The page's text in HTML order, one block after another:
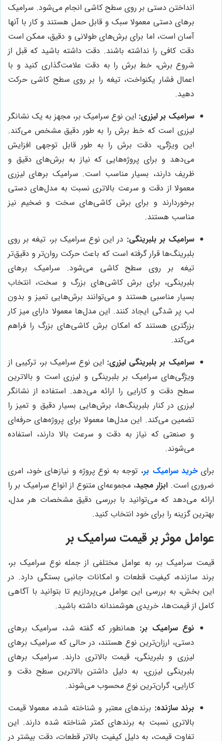
انداختن دستی بر روی سطح کاشی انجام می‌شود. سرامیک
برهای دستی معمولا سبک و قابل حمل هستند و کار با آنها
آسان است، اما برای برش‌های طولانی و دقیق، ممکن است
دقت کافی را نداشته باشند. دقت داشته باشید که قبل از
شروع برش، خط برش را به دقت علامت‌گذاری کنید و با
اعمال فشار یکنواخت، تیغه را بر روی سطح کاشی حرکت
دهید.
سرامیک بر لیزری: این نوع سرامیک بر، مجهز به یک نشانگر
لیزری است که خط برش را به طور دقیق مشخص می‌کند.
این ویژگی، دقت برش را به طور قابل توجهی افزایش
می‌دهد و برای پروژه‌هایی که نیاز به برش‌های دقیق و
ظریف دارند، بسیار مناسب است. سرامیک برهای لیزری
معمولا از دقت و سرعت بالاتری نسبت به مدل‌های دستی
برخوردارند و برای برش کاشی‌های سخت و ضخیم نیز
مناسب هستند.
سرامیک بر بلبرینگی: در این نوع سرامیک بر، تیغه بر روی
بلبرینگ‌ها قرار گرفته است که باعث حرکت روان‌تر و دقیق‌تر
تیغه بر روی سطح کاشی می‌شود. سرامیک برهای
بلبرینگی، برای برش کاشی‌های بزرگ و سخت، انتخاب
بسیار مناسبی هستند و می‌توانند برش‌هایی تمیز و بدون
لب پر شدگی ایجاد کنند. این مدل‌ها معمولا دارای میز کار
بزرگتری هستند که امکان برش کاشی‌های بزرگ را فراهم
می‌کند.
سرامیک بر بلبرینگی لیزری: این نوع سرامیک بر، ترکیبی از
ویژگی‌های سرامیک بر بلبرینگی و لیزری است و بالاترین
سطح دقت و کارایی را ارائه می‌دهد. استفاده از نشانگر
لیزری در کنار بلبرینگ‌ها، برش‌هایی بسیار دقیق و تمیز را
تضمین می‌کند. این مدل‌ها معمولا برای پروژه‌های حرفه‌ای
و صنعتی که نیاز به دقت و سرعت بالا دارند، استفاده
می‌شوند.
برایخرید سرامیک بر، توجه به نوع پروژه و نیازهای خود، امری
ضروری است. ابزار مجید، مجموعه‌ای متنوع از انواع سرامیک بر را
ارائه می‌دهد که می‌توانید با بررسی دقیق مشخصات هر مدل،
بهترین گزینه را برای خود انتخاب کنید.
عوامل موثر بر قیمت سرامیک بر
قیمت سرامیک بر، به عوامل مختلفی از جمله نوع سرامیک بر،
برند سازنده، کیفیت قطعات و امکانات جانبی بستگی دارد. در
این بخش، به بررسی این عوامل می‌پردازیم تا بتوانید با آگاهی
کامل از قیمت‌ها، خریدی هوشمندانه داشته باشید.
نوع سرامیک بر: همانطور که گفته شد، سرامیک برهای
دستی، ارزان‌ترین نوع هستند، در حالی که سرامیک برهای
لیزری و بلبرینگی، قیمت بالاتری دارند. سرامیک برهای
بلبرینگی لیزری، به دلیل داشتن بالاترین سطح دقت و
کارایی، گران‌ترین نوع محسوب می‌شوند.
برند سازنده: برندهای معتبر و شناخته شده، معمولا قیمت
بالاتری نسبت به برندهای کمتر شناخته شده دارند. این
تفاوت قیمت، به دلیل کیفیت بالاتر قطعات، دقت بیشتر در